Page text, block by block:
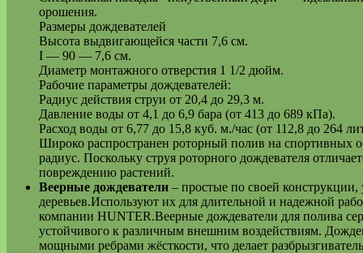
орошения.
Размеры дождевателей
Высота выдвигающейся части 7,6 см.
I — 90 — 7,6 см.
Диаметр монтажного отверстия 1 1/2 дюйм.
Рабочие параметры дождевателей:
Радиус действия струи от 20,4 до 29,3 м.
Давление воды от 4,1 до 6,9 бара (от 413 до 689 кПа).
Расход воды от 6,77 до 15,8 куб. м./час (от 112,8 до 264
Широко распространен роторный полив на спортивных
радиус. Поскольку струя роторного дождевателя
повреждению растений.
Веерные дождеватели – простые по своей
деревьев.Используют их для длительной и надежной
компании HUNTER.Веерные дождеватели для полива
устойчивого к различным внешним воздействиям.
мощными ребрами жёсткости, что делает